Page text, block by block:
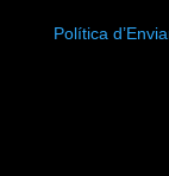
Política